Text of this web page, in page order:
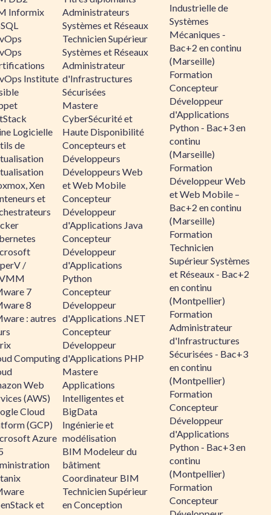
Informix
Institute
Logicielle
de
Xen
et
/
7
8
: autres
Computing
Web
(AWS)
Cloud
(GCP)
Azure
et
Administrateurs
Systèmes et Réseaux
Technicien Supérieur
Systèmes et Réseaux
Administrateur
d'Infrastructures
Sécurisées
Mastere
CyberSécurité et
Haute Disponibilité
Concepteurs et
Développeurs
Développeurs Web
et Web Mobile
Concepteur
Développeur
d'Applications Java
Concepteur
Développeur
d'Applications
Python
Concepteur
Développeur
d'Applications .NET
Concepteur
Développeur
d'Applications PHP
Mastere
Applications
Intelligentes et
BigData
Ingénierie et
modélisation
BIM Modeleur du
bâtiment
Coordinateur BIM
Technicien Supérieur
en Conception
Industrielle de
Systèmes
Mécaniques -
Bac+2 en continu
(Marseille)
Formation
Concepteur
Développeur
d'Applications
Python - Bac+3 en
continu
(Marseille)
Formation
Développeur Web
et Web Mobile –
Bac+2 en continu
(Marseille)
Formation
Technicien
Supérieur Systèmes
et Réseaux - Bac+2
en continu
(Montpellier)
Formation
Administrateur
d'Infrastructures
Sécurisées - Bac+3
en continu
(Montpellier)
Formation
Concepteur
Développeur
d'Applications
Python - Bac+3 en
continu
(Montpellier)
Formation
Concepteur